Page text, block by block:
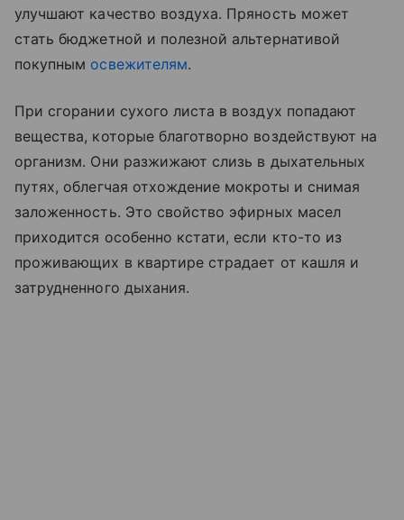
улучшают качество воздуха. Пряность может
стать бюджетной и полезной альтернативой
покупным освежителям.
При сгорании сухого листа в воздух попадают
вещества, которые благотворно воздействуют на
организм. Они разжижают слизь в дыхательных
путях, облегчая отхождение мокроты и снимая
заложенность. Это свойство эфирных масел
приходится особенно кстати, если кто-то из
проживающих в квартире страдает от кашля и
затрудненного дыхания.